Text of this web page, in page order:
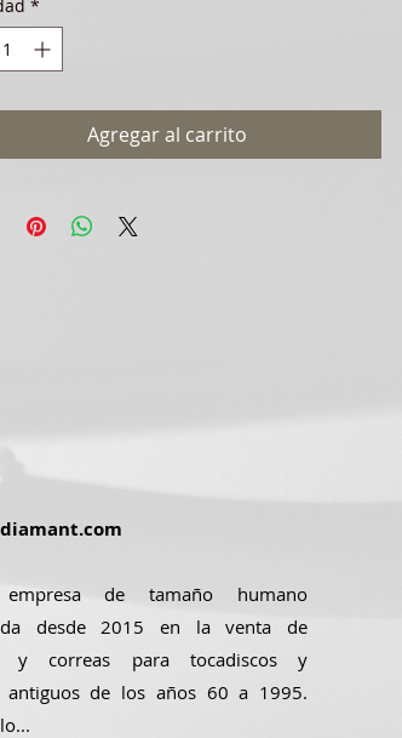
*
Agregar al carrito
de tamaño humano
desde 2015 en la venta de
y correas para tocadiscos y
antiguos de los años 60 a 1995.